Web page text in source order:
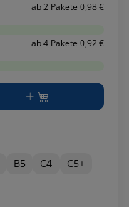
ab 2 Pakete 0,98 €
ab 4 Pakete 0,92 €
B5 C4
C5+